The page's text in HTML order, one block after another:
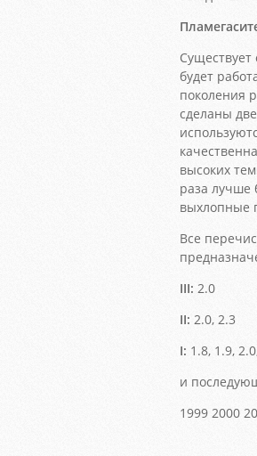
будет
поколения
сделаны
высоких
раза лучше
выхлопные
Все
III: 2.0
II: 2.0, 2.3
I: 1.8, 1.9,
и
1999 2000